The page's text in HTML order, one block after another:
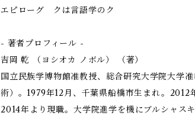
エピローグ クは言語学のク
- 著者プロフィール -
吉岡 乾 （ヨシオカ ノボル） （著）
国立民族学博物館准教授、総合研究大学院大学
術）。1979年12月、千葉県船橋市生まれ。2012
2014年より現職。大学院進学を機にブルシャス